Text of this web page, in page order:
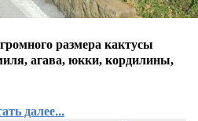
размера кактусы
агава, юкки, кордилины,
далее...